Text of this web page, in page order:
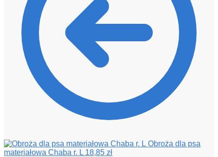
Obroża dla psa
materiałowa Chaba r. L 18,85 zł